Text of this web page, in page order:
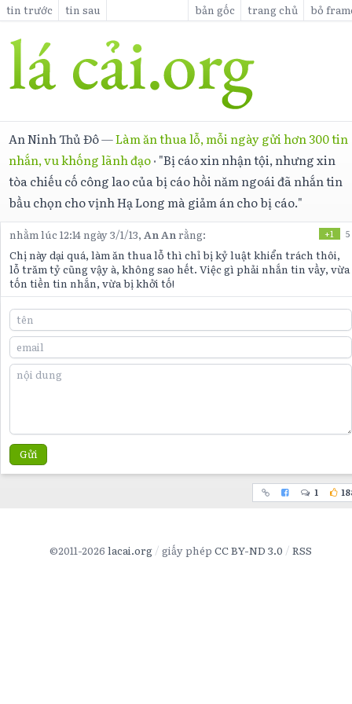
tin trước tin sau bản gốc trang chủ bỏ
An Ninh Thủ Đô—Làm ăn thua lỗ, mỗi ngày gửi hơn 300 tin
nhắn, vu khống lãnh đạo· "Bị cáo xin nhận tội, nhưng xin
tòa chiếu cố công lao của bị cáo hồi năm ngoái đã nhắn tin
bầu chọn cho vịnh Hạ Long mà giảm án cho bị cáo."
nhằm lúc 12:14 ngày 3/1/13,An Anrằng: +1 5
Chị này dại quá, làm ăn thua lỗ thì chỉ bị kỷ luật khiển trách thôi,
lỗ trăm tỷ cũng vậy à, không sao hết. Việc gì phải nhắn tin vầy, vừa
tốn tiền tin nhắn, vừa bị khởi tố!
Gửi
1
©2011-2026 lacai.org giấy phép CC BY-ND 3.0 RSS